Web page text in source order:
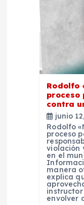
Rodolfo
proceso
contra
junio
Rodolfo
proceso
violación
en el
manera
explica
envolver